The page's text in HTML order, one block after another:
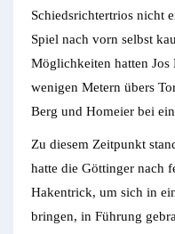
Schiedsrichtertrios nicht
Spiel nach vorn selbst
Möglichkeiten hatten
wenigen Metern übers
Berg und Homeier bei
Zu diesem Zeitpunkt
hatte die Göttinger nach
Hakentrick, um sich in
bringen, in Führung